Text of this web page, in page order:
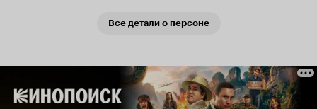
Все детали о персоне